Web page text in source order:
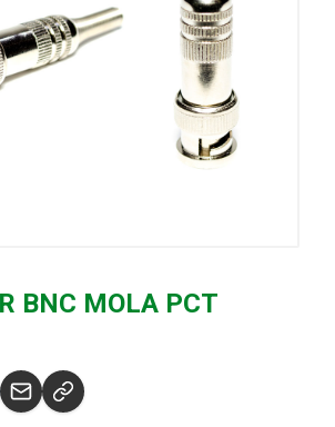
BNC MOLA PCT